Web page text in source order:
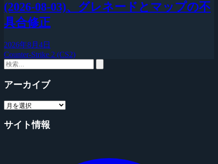
(2026-08-03)、グレネードとマップの不
具合修正
2026年8月4日
Counter-Strike 2 (CS2)
アーカイブ
サイト情報